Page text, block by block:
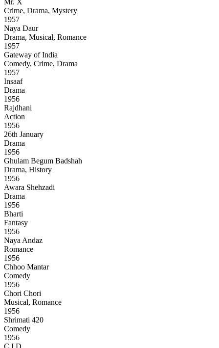
Mr. X
Crime, Drama, Mystery
1957
Naya Daur
Drama, Musical, Romance
1957
Gateway of India
Comedy, Crime, Drama
1957
Insaaf
Drama
1956
Rajdhani
Action
1956
26th January
Drama
1956
Ghulam Begum Badshah
Drama, History
1956
Awara Shehzadi
Drama
1956
Bharti
Fantasy
1956
Naya Andaz
Romance
1956
Chhoo Mantar
Comedy
1956
Chori Chori
Musical, Romance
1956
Shrimati 420
Comedy
1956